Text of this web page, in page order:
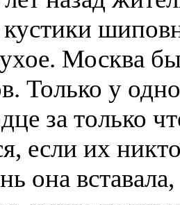
Москва
Только у
за только
если их
она